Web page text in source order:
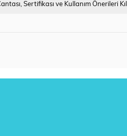
Sertifikası ve Kullanım Önerileri